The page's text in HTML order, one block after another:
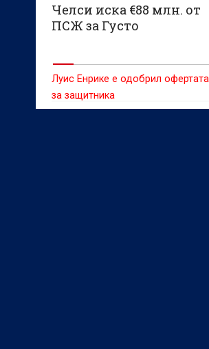
Челси иска €88 млн. от
ПСЖ за Густо
Луис Енрике е одобрил офертата
за защитника